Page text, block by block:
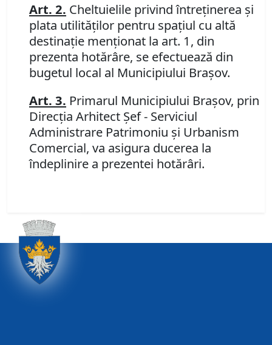
Art. 2. Cheltuielile privind întreţinerea şi
plata utilităţilor pentru spaţiul cu altă
destinaţie menţionat la art. 1, din
prezenta hotărâre, se efectuează din
bugetul local al Municipiului Braşov.
Art. 3. Primarul Municipiului Braşov, prin
Direcţia Arhitect Şef - Serviciul
Administrare Patrimoniu şi Urbanism
Comercial, va asigura ducerea la
îndeplinire a prezentei hotărâri.